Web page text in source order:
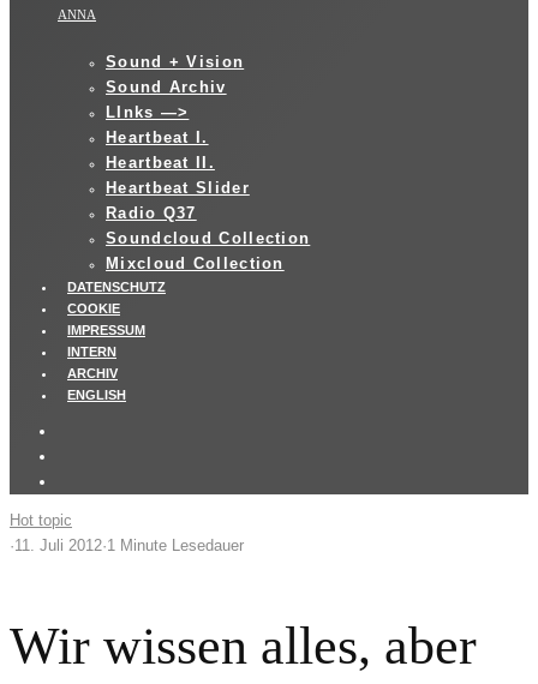
ANNA
Sound + Vision
Sound Archiv
LInks —>
Heartbeat I.
Heartbeat II.
Heartbeat Slider
Radio Q37
Soundcloud Collection
Mixcloud Collection
DATENSCHUTZ
COOKIE
IMPRESSUM
INTERN
ARCHIV
ENGLISH
Hot topic
·11. Juli 2012·1 Minute Lesedauer
Wir wissen alles, aber